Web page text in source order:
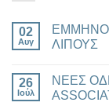
02
Αυγ
ΛΙΠΟΥΣ
σχόλια
στο
26
Ιούλ
ΝΕΕΣ